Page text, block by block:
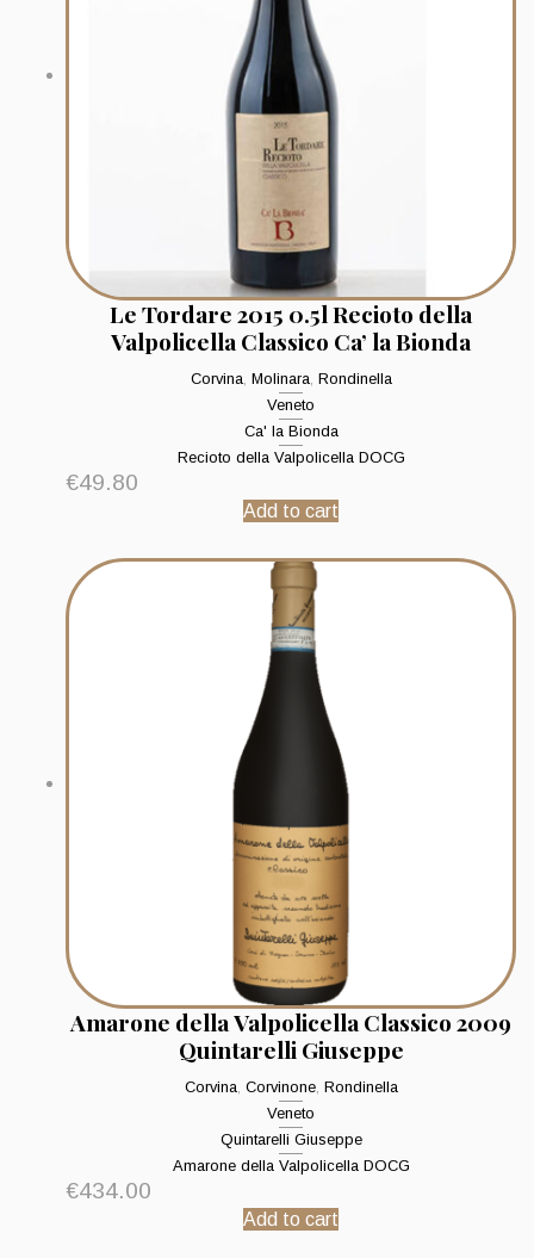
Le Tordare 2015 0.5l Recioto della
Valpolicella Classico Ca’ la Bionda
Corvina, Molinara, Rondinella
Veneto
Ca' la Bionda
Recioto della Valpolicella DOCG
€49.80
Add to cart
Amarone della Valpolicella Classico 2009
Quintarelli Giuseppe
Corvina, Corvinone, Rondinella
Veneto
Quintarelli Giuseppe
Amarone della Valpolicella DOCG
€434.00
Add to cart